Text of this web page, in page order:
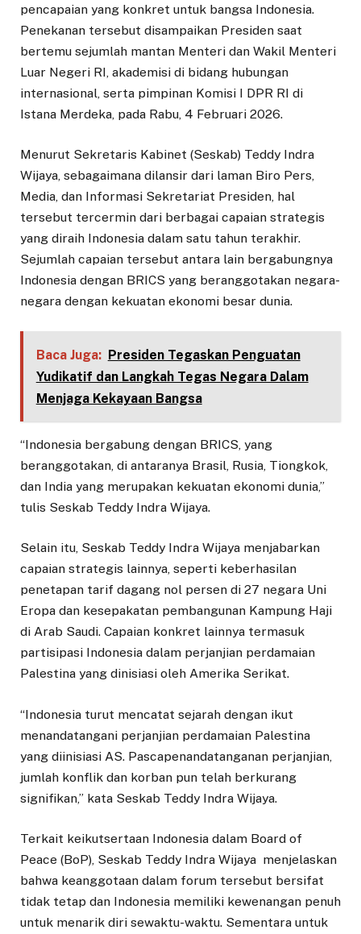
pencapaian yang konkret untuk bangsa Indonesia.
Penekanan tersebut disampaikan Presiden saat
bertemu sejumlah mantan Menteri dan Wakil Menteri
Luar Negeri RI, akademisi di bidang hubungan
internasional, serta pimpinan Komisi I DPR RI di
Istana Merdeka, pada Rabu, 4 Februari 2026.
Menurut Sekretaris Kabinet (Seskab) Teddy Indra
Wijaya, sebagaimana dilansir dari laman Biro Pers,
Media, dan Informasi Sekretariat Presiden, hal
tersebut tercermin dari berbagai capaian strategis
yang diraih Indonesia dalam satu tahun terakhir.
Sejumlah capaian tersebut antara lain bergabungnya
Indonesia dengan BRICS yang beranggotakan negara-
negara dengan kekuatan ekonomi besar dunia.
Baca Juga: Presiden Tegaskan Penguatan
Yudikatif dan Langkah Tegas Negara Dalam
Menjaga Kekayaan Bangsa
“Indonesia bergabung dengan BRICS, yang
beranggotakan, di antaranya Brasil, Rusia, Tiongkok,
dan India yang merupakan kekuatan ekonomi dunia,”
tulis Seskab Teddy Indra Wijaya.
Selain itu, Seskab Teddy Indra Wijaya menjabarkan
capaian strategis lainnya, seperti keberhasilan
penetapan tarif dagang nol persen di 27 negara Uni
Eropa dan kesepakatan pembangunan Kampung Haji
di Arab Saudi. Capaian konkret lainnya termasuk
partisipasi Indonesia dalam perjanjian perdamaian
Palestina yang dinisiasi oleh Amerika Serikat.
“Indonesia turut mencatat sejarah dengan ikut
menandatangani perjanjian perdamaian Palestina
yang diinisiasi AS. Pascapenandatanganan perjanjian,
jumlah konflik dan korban pun telah berkurang
signifikan,” kata Seskab Teddy Indra Wijaya.
Terkait keikutsertaan Indonesia dalam Board of
Peace (BoP), Seskab Teddy Indra Wijaya menjelaskan
bahwa keanggotaan dalam forum tersebut bersifat
tidak tetap dan Indonesia memiliki kewenangan penuh
untuk menarik diri sewaktu-waktu. Sementara untuk